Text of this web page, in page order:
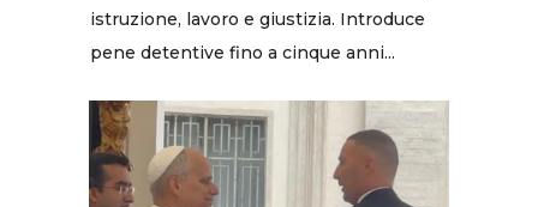
istruzione, lavoro e giustizia. Introduce
pene detentive fino a cinque anni...